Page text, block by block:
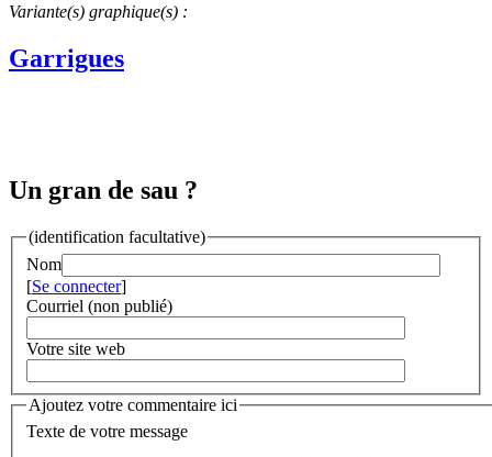
Variante(s) graphique(s) :
Garrigues
Un gran de sau ?
(identification facultative)
Nom
[Se connecter]
Courriel (non publié)
Votre site web
Ajoutez votre commentaire ici
Texte de votre message